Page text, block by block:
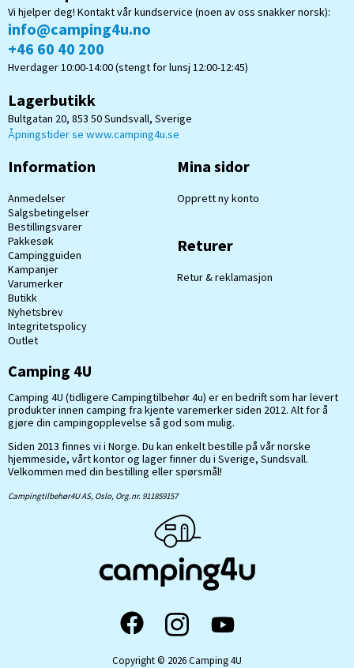
Vi hjelper deg! Kontakt vår kundservice (noen av oss snakker norsk):
info@camping4u.no
+46 60 40 200
Hverdager 10:00-14:00 (stengt for lunsj 12:00-12:45)
Lagerbutikk
Bultgatan 20, 853 50 Sundsvall, Sverige
Åpningstider se www.camping4u.se
Information
Anmedelser
Salgsbetingelser
Bestillingsvarer
Pakkesøk
Campingguiden
Kampanjer
Varumerker
Butikk
Nyhetsbrev
Integritetspolicy
Outlet
Mina sidor
Opprett ny konto
Returer
Retur & reklamasjon
Camping 4U
Camping 4U (tidligere Campingtilbehør 4u) er en bedrift som har levert
produkter innen camping fra kjente varemerker siden 2012. Alt for å
gjøre din campingopplevelse så god som mulig.
Siden 2013 finnes vi i Norge. Du kan enkelt bestille på vår norske
hjemmeside, vårt kontor og lager finner du i Sverige, Sundsvall.
Velkommen med din bestilling eller spørsmål!
Campingtilbehør4U AS, Oslo, Org.nr. 911859157
Copyright © 2026 Camping 4U